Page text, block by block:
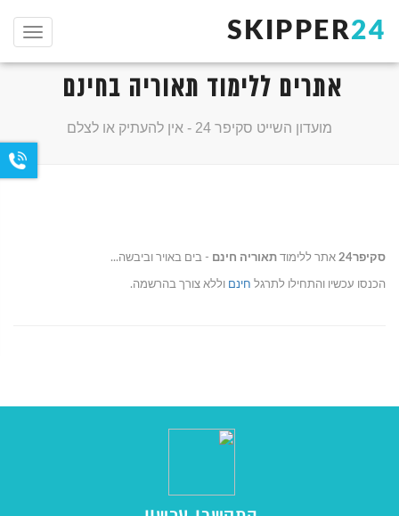
תפריט SKIPPER24
אתרים ללימוד תאוריה בחינם
מועדון השייט סקיפר 24 - אין להעתיק או לצלם
סקיפר24 אתר ללימוד תאוריה חינם - בים באויר וביבשה...
הכנסו עכשיו והתחילו לתרגל חינם וללא צורך בהרשמה.